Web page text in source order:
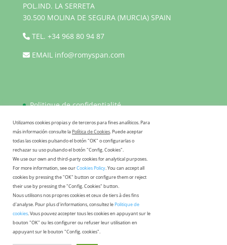
POL.IND. LA SERRETA
30.500 MOLINA DE SEGURA (MURCIA) SPAIN
TEL. +34 968 80 94 87
EMAIL info@romyspan.com
Politique de confidentialité
Politique de cookies
FAQ
HIDRÁULICA ROMYSPAN S.L. - C/Bogotá 1-2-3, Pol.
Utilizamos cookies propias y de terceros para fines analíticos. Para
más información consulte laPolítica de Cookies. Puede aceptar
todas las cookies pulsando el botón "OK" o configurarlas o
rechazar su uso pulsando el botón "Config. Cookies".
We use our own and third-party cookies for analytical purposes.
For more information, see ourCookies Policy. You can accept all
cookies by pressing the "OK" button or configure them or reject
their use by pressing the "Config. Cookies" button.
Nous utilisons nos propres cookies et ceux de tiers à des fins
d'analyse. Pour plus d'informations, consultez lePolitique de
cookies. Vous pouvez accepter tous les cookies en appuyant sur le
bouton "OK" ou les configurer ou refuser leur utilisation en
appuyant sur le bouton "Config. cookies".